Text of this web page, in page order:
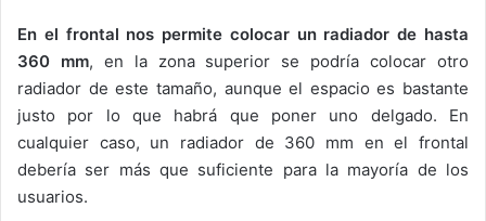
En el frontal nos permite colocar un radiador de hasta
360 mm, en la zona superior se podría colocar otro
radiador de este tamaño, aunque el espacio es bastante
justo por lo que habrá que poner uno delgado. En
cualquier caso, un radiador de 360 mm en el frontal
debería ser más que suficiente para la mayoría de los
usuarios.